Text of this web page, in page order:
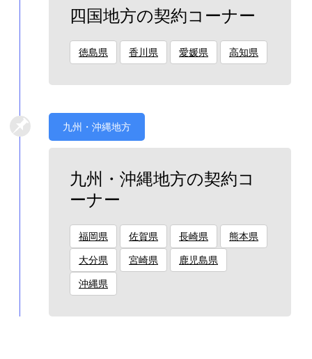
四国地方の契約コーナー
徳島県 香川県 愛媛県 高知県
九州・沖縄地方
九州・沖縄地方の契約コ
ーナー
福岡県 佐賀県 長崎県 熊本県
大分県 宮崎県 鹿児島県
沖縄県